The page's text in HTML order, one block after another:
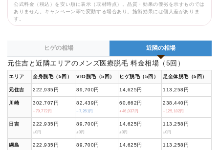
公式料金（税込）を安い順に表示（取材時点）。品質・効果の優劣を示すものでは
ありません。キャンペーン等で変動する場合あり。施術効果には個人差がありま
す。
ヒゲの相場 近隣の相場
元住吉と近隣エリアのメンズ医療脱毛 料金相場（5回）
エリア 全身脱毛（5回） VIO脱毛（5回） ヒゲ脱毛（5回） 足全体脱毛（5回）
元住吉 222,935円 89,700円 14,625円 113,258円
川崎 302,707円
+79,772円
82,439円
−7,261円
60,662円
+46,037円
238,440円
+125,182円
日吉 222,935円
±0円
89,700円
±0円
14,625円
±0円
113,258円
±0円
綱島 222,935円 89,700円 14,625円 113,258円